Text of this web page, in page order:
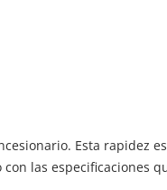
Esta rapidez
las especificaciones